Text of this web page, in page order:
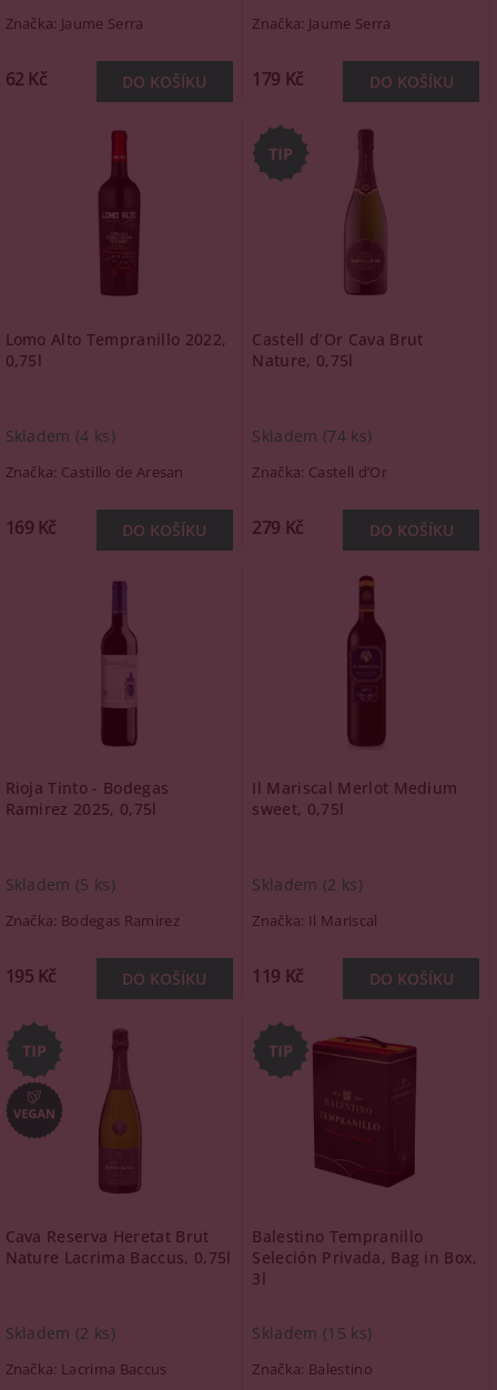
Značka: Jaume Serra
62 Kč
Značka: Jaume Serra
179 Kč
Lomo Alto Tempranillo 2022,
0,75l
Skladem (4 ks)
Značka: Castillo de Aresan
169 Kč
Castell d’Or Cava Brut
Nature, 0,75l
Skladem (74 ks)
Značka: Castell d’Or
279 Kč
Rioja Tinto - Bodegas
Ramirez 2025, 0,75l
Skladem (5 ks)
Značka: Bodegas Ramirez
195 Kč
Il Mariscal Merlot Medium
sweet, 0,75l
Skladem (2 ks)
Značka: Il Mariscal
119 Kč
Cava Reserva Heretat Brut
Nature Lacrima Baccus, 0,75l
Skladem (2 ks)
Značka: Lacrima Baccus
Balestino Tempranillo
Seleción Privada, Bag in Box,
3l
Skladem (15 ks)
Značka: Balestino